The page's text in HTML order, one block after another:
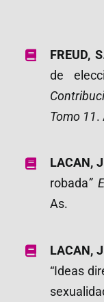
FREUD,
de
Tomo 11.
LACAN,
robada”
As.
LACAN,
“Ideas